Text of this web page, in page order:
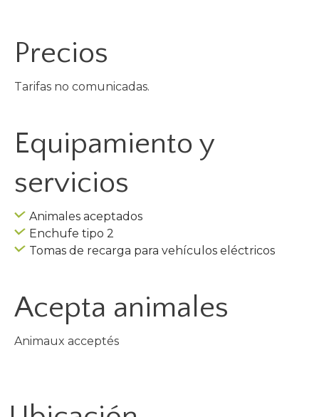
Precios
Tarifas no comunicadas.
Equipamiento y
servicios
Animales aceptados
Enchufe tipo 2
Tomas de recarga para vehículos eléctricos
Acepta animales
Animaux acceptés